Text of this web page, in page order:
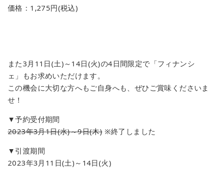
価格：1,275円(税込)
また3月11日(土)～14日(火)の4日間限定で「フィナンシ
ェ」もお求めいただけます。
この機会に大切な方へもご自身へも、ぜひご賞味くださいま
せ！
▼予約受付期間
2023年3月1日(水)～9日(木)※終了しました
▼引渡期間
2023年3月11日(土)～14日(火)